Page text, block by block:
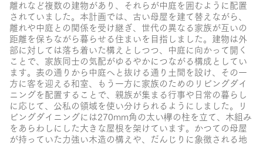
離れなど複数の建物があり、それらが中庭を囲むように配置
されていました。本計画では、古い母屋を建て替えながら、
離れや中庭との関係を受け継ぎ、世代の異なる家族が互いの
距離を保ちながら暮らせる住まいを目指しました。建物は外
部に対しては落ち着いた構えとしつつ、中庭に向かって開く
ことで、家族同士の気配がゆるやかにつながる構成としてい
ます。表の通りから中庭へと抜ける通り土間を設け、その一
方に客を迎える和室、もう一方に家族のためのリビングダイ
ニングを配置することで、親族が集まる行事や日常の暮らし
に応じて、公私の領域を使い分けられるようにしました。リ
ビングダイニングには270mm角の太い欅の柱を立て、木組み
をあらわしにした大きな屋根を架けています。かつての母屋
が持っていた力強い木造の構えや、だんじりに象徴される地